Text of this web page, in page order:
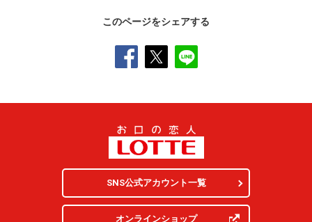
このページをシェアする
SNS公式アカウント一覧
オンラインショップ